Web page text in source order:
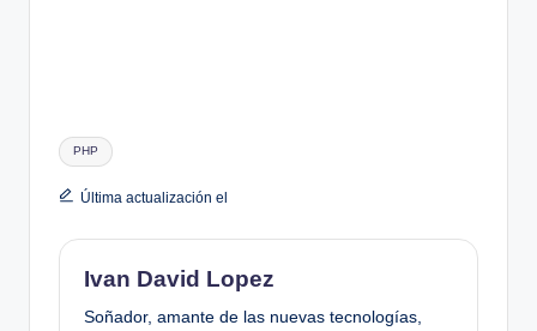
Etiquetas:
PHP
Última actualización el
Ivan David Lopez
Soñador, amante de las nuevas tecnologías,